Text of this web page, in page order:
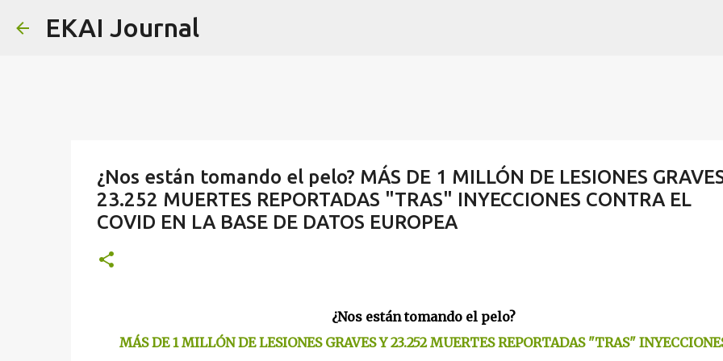
EKAI Journal
¿Nos están tomando el pelo? MÁS DE 1 MILLÓN DE LESIONES
23.252 MUERTES REPORTADAS "TRAS" INYECCIONES CONTRA EL
COVID EN LA BASE DE DATOS EUROPEA
¿Nos están tomando el pelo?
MÁS DE 1 MILLÓN DE LESIONES GRAVES Y 23.252 MUERTES REPORTADAS "TRAS"